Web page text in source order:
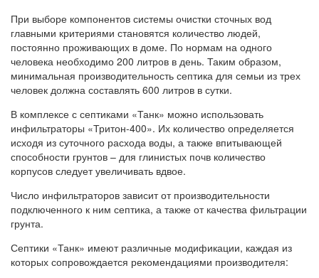
При выборе компонентов системы очистки сточных вод
главными критериями становятся количество людей,
постоянно проживающих в доме. По нормам на одного
человека необходимо 200 литров в день. Таким образом,
минимальная производительность септика для семьи из трех
человек должна составлять 600 литров в сутки.
В комплексе с септиками «Танк» можно использовать
инфильтраторы «Тритон-400». Их количество определяется
исходя из суточного расхода воды, а также впитывающей
способности грунтов – для глинистых почв количество
корпусов следует увеличивать вдвое.
Число инфильтраторов зависит от производительности
подключенного к ним септика, а также от качества фильтрации
грунта.
Септики «Танк» имеют различные модификации, каждая из
которых сопровождается рекомендациями производителя: